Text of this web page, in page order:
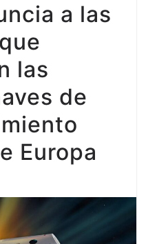
a las
las
de
Europa